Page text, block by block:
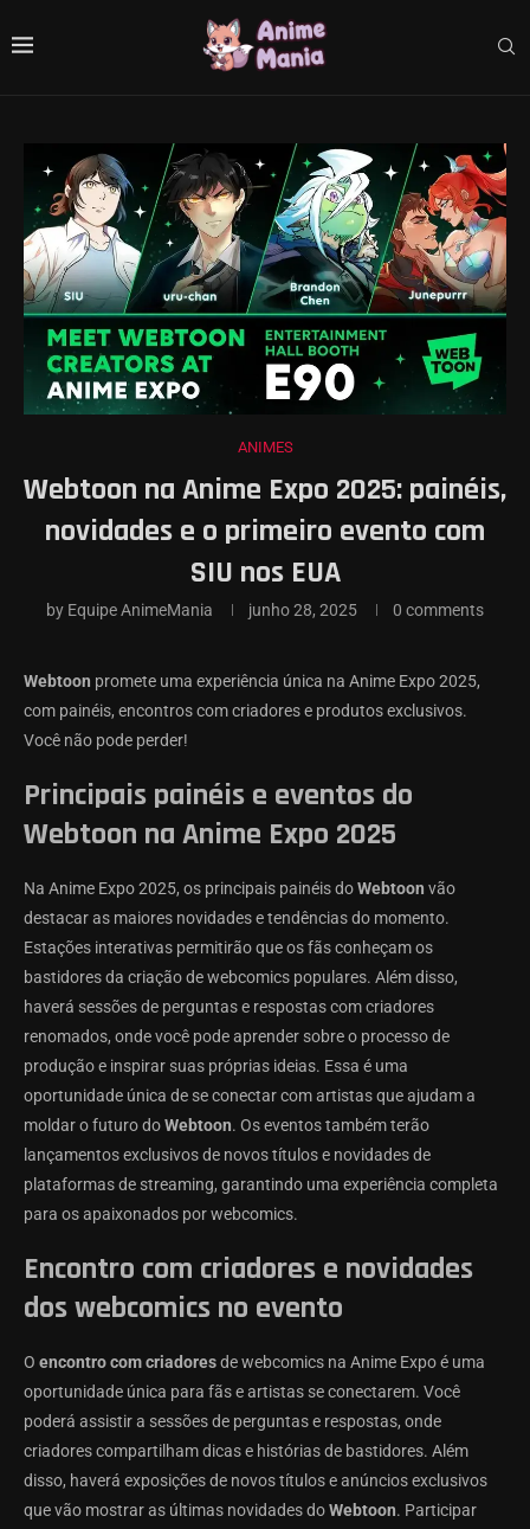
ANIMES
Webtoon na Anime Expo 2025: painéis,
novidades e o primeiro evento com
SIU nos EUA
by Equipe AnimeMania junho 28, 2025 0 comments
Webtoon promete uma experiência única na Anime Expo 2025,
com painéis, encontros com criadores e produtos exclusivos.
Você não pode perder!
Principais painéis e eventos do
Webtoon na Anime Expo 2025
Na Anime Expo 2025, os principais painéis doWebtoon vão
destacar as maiores novidades e tendências do momento.
Estações interativas permitirão que os fãs conheçam os
bastidores da criação de webcomics populares. Além disso,
haverá sessões de perguntas e respostas com criadores
renomados, onde você pode aprender sobre o processo de
produção e inspirar suas próprias ideias. Essa é uma
oportunidade única de se conectar com artistas que ajudam a
moldar o futuro doWebtoon. Os eventos também terão
lançamentos exclusivos de novos títulos e novidades de
plataformas de streaming, garantindo uma experiência completa
para os apaixonados por webcomics.
Encontro com criadores e novidades
dos webcomics no evento
O encontro com criadoresde webcomics na Anime Expo é uma
oportunidade única para fãs e artistas se conectarem. Você
poderá assistir a sessões de perguntas e respostas, onde
criadores compartilham dicas e histórias de bastidores. Além
disso, haverá exposições de novos títulos e anúncios exclusivos
que vão mostrar as últimas novidades doWebtoon. Participar